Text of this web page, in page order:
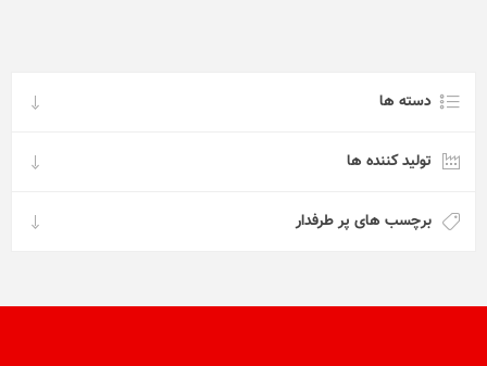
دسته ها
تولید کننده ها
برچسب های پر طرفدار